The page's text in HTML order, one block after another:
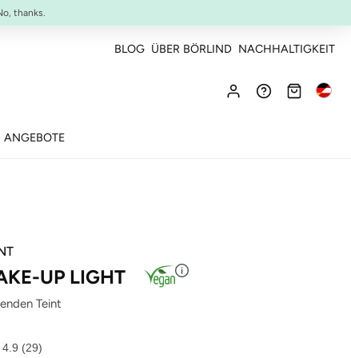
thanks.
BLOG ÜBER BÖRLIND NACHHALTIGKEIT
ANGEBOTE
UP LIGHT
Teint
4.9 29
(29)